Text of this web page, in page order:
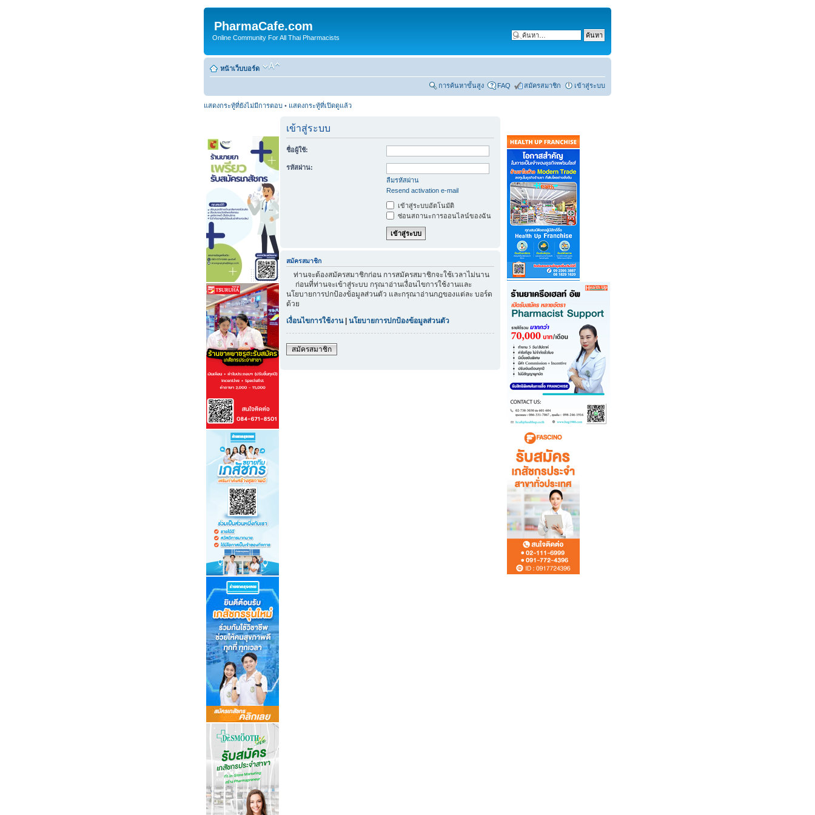
PharmaCafe.com
Online Community For All Thai Pharmacists
หน้าเว็บบอร์ด
การค้นหาขั้นสูง FAQ สมัครสมาชิก เข้าสู่ระบบ
แสดงกระทู้ที่ยังไม่มีการตอบ • แสดงกระทู้ที่เปิดดูแล้ว
เข้าสู่ระบบ
ชื่อผู้ใช้:
รหัสผ่าน:
ลืมรหัสผ่าน
Resend activation e-mail
เข้าสู่ระบบอัตโนมัติ
ซ่อนสถานะการออนไลน์ของฉัน
สมัครสมาชิก
ท่านจะต้องสมัครสมาชิกก่อน การสมัครสมาชิกจะใช้เวลาไม่นาน
ก่อนที่ท่านจะเข้าสู่ระบบ กรุณาอ่านเงื่อนไขการใช้งานและ
นโยบายการปกป้องข้อมูลส่วนตัว และกรุณาอ่านกฎของแต่ละ บอร์ด
ด้วย
เงื่อนไขการใช้งาน| นโยบายการปกป้องข้อมูลส่วนตัว
สมัครสมาชิก